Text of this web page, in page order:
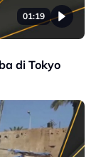
01:19
di Tokyo